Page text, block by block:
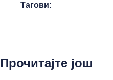
Тагови:
Прочитајте још